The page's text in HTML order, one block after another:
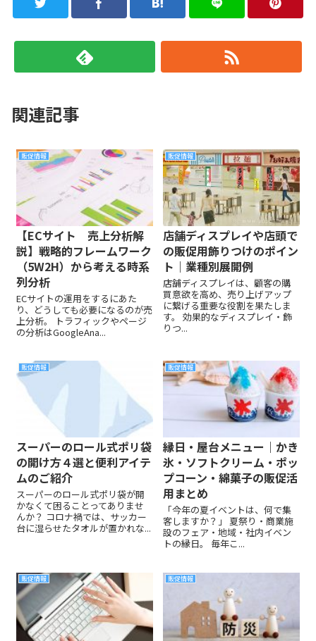
関連記事
販促情報
【ECサイト 売上分析解
説】戦略的フレームワーク
（5W2H）から考える時系
列分析
ECサイトの運用をするにあた
り、どうしても必要になるのが売
上分析。 トラフィックやページ
の分析はGoogleAna...
販促情報
店舗ディスプレイや店頭で
の販促用飾りつけのポイン
ト｜業種別展開例
店舗ディスプレイは、顧客の購
買意欲を高め、売り上げアップ
に繋げる重要な役割を果たしま
す。 効果的なディスプレイ・飾
りつ...
販促情報
スーパーのロール式ポリ袋
の開け方４選と便利アイテ
ムのご紹介
スーパーのロール式ポリ袋が開
かなくて困ることってありませ
んか？ コロナ禍では、サッカー
台に湿らせたタオルが置かれな...
販促情報
縁日・屋台メニュー｜かき
氷・ソフトクリーム・ポッ
プコーン・綿菓子の販促活
用まとめ
「今年の夏イベントは、何で集
客しますか？」 夏祭り・商業施
設のフェア・地域・社内イベン
トの縁日。 毎年こ...
販促情報 販促情報